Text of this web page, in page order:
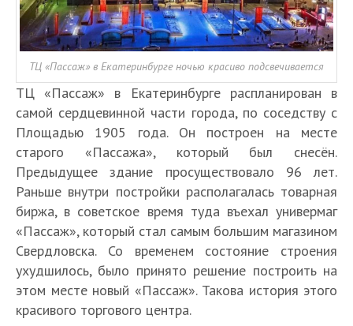
ТЦ «Пассаж» в Екатеринбурге ночью красиво подсвечивается
ТЦ «Пассаж» в Екатеринбурге распланирован в
самой сердцевинной части города, по соседству с
Площадью 1905 года. Он построен на месте
старого «Пассажа», который был снесён.
Предыдущее здание просуществовало 96 лет.
Раньше внутри постройки располагалась товарная
биржа, в советское время туда въехал универмаг
«Пассаж», который стал самым большим магазином
Свердловска. Со временем состояние строения
ухудшилось, было принято решение построить на
этом месте новый «Пассаж». Такова история этого
красивого торгового центра.